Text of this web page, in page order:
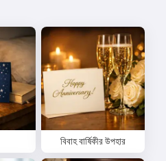
বিবাহ বার্ষিকীর উপহার